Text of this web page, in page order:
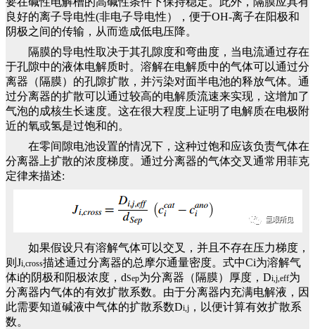
良好的离子导电性(非电子导电性），便于OH-离子在阳极和
阴极之间的传输，从而造成低电压降。
隔膜的导电性取决于其孔隙度和弯曲度，当电流通过存在
于孔隙中的液体电解质时。溶解在电解质中的气体可以通过分
离器（隔膜）的孔隙扩散，并污染对面半电池的释放气体。通
过分离器的扩散可以通过较高的电解质流速来实现，这增加了
气泡的成核生长速度。这在很大程度上证明了电解质在电极附
近的氧或氢是过饱和的。
在零间隙电池设置的情况下，这种过饱和应该负责气体在
分离器上扩散的浓度梯度。通过分离器的气体交叉通常用菲克
定律来描述:
如果假设只有溶解气体可以交叉，并且不存在压力梯度，
则Ji,cross描述通过分离器的总摩尔通量密度。式中Ci为溶解气
体i的阴极和阳极浓度，dSep为分离器（隔膜）厚度，Di,j,eff为
分离器内气体的有效扩散系数。由于分离器内充满电解液，因
此需要知道碱液中气体的扩散系数Di,j ，以便计算有效扩散系
数。